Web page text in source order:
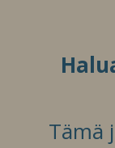
Tämä